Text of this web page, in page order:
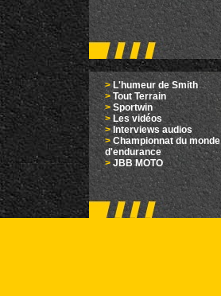
>L'humeur de Smith
> Tout Terrain
> Sportwin
> Les vidéos
> Interviews audios
>Championnat du monde
d'endurance
> JBB MOTO